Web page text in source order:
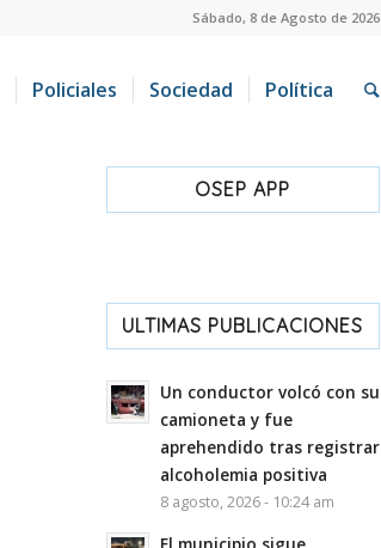
Sábado, 8 de Agosto de 2026
Policiales Sociedad Política
OSEP APP
ULTIMAS PUBLICACIONES
Un conductor volcó con su
camioneta y fue
aprehendido tras registrar
alcoholemia positiva
8 agosto, 2026 - 10:24 am